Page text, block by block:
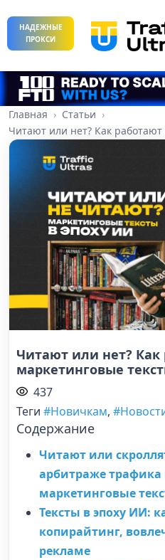
НАДЕЖНЫЕ
ПРОКСИ
Главная
Статьи
Читают или нет? Как
Читают или нет? Как
маркетинговые
437
Теги #Новичкам,
Содержание
Читают или
арбитраже
маркетинговые
Тексты в эпоху ИИ:
копирайтинг,
рекламе